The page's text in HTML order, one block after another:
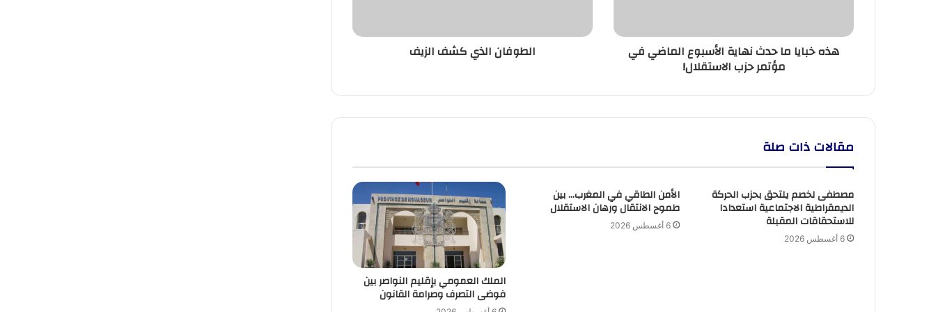
مؤتمر
حزبهذه خبايا ما حدث نهاية الأسبوع الماضي في
مؤتمر حزب الاستقلال!
الطوفان الذي كشف الزيف
مقالات ذات صلة
مصطفى لخصم يلتحق بحزب الحركة
الديمقراطية الاجتماعية استعدادا
للاستحقاقات المقبلة
6 أغسطس 2026
الأمن الطاقي في المغرب… بين
طموح الانتقال ورهان الاستقلال
6 أغسطس 2026
الملك العمومي بإقليم النواصر بين
فوضى التصرف وصرامة القانون